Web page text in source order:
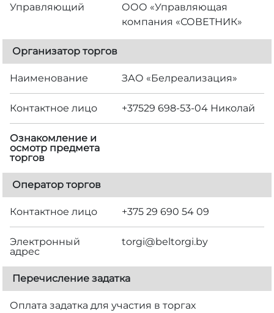
Управляющий
ООО «Управляющая
компания «СОВЕТНИК»
Организатор торгов
Наименование ЗАО «Белреализация»
Контактное лицо +37529 698-53-04 Николай
Ознакомление и
осмотр предмета
торгов
Оператор торгов
Контактное лицо +375 29 690 54 09
Электронный
адрес
torgi@beltorgi.by
Перечисление задатка
Оплата задатка для участия в торгах